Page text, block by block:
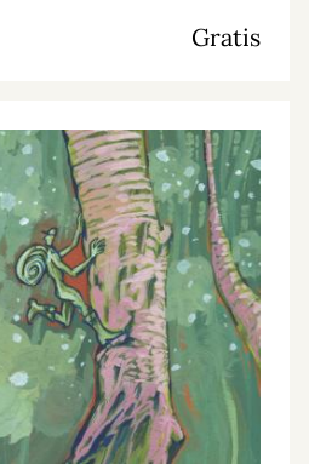
Gratis